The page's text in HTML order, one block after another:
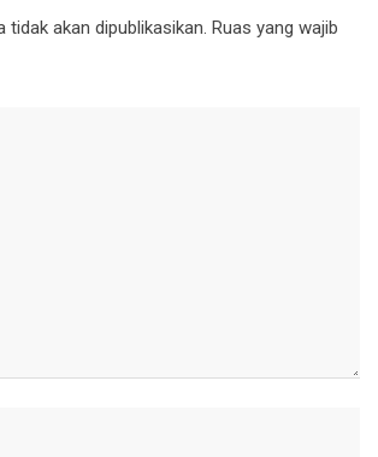
tidak akan dipublikasikan. Ruas yang wajib